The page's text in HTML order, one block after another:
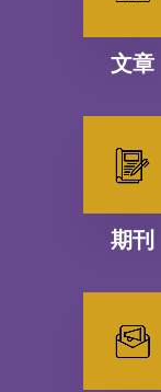
文章
期刊